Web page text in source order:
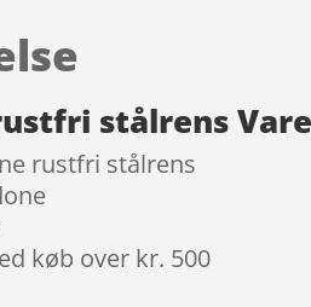
stålrens
rustfri stålrens
køb over kr. 500